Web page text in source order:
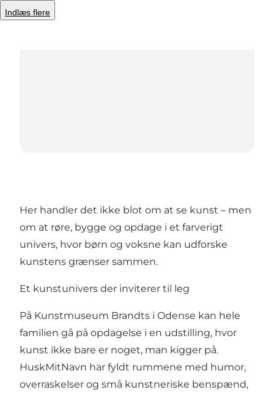
Indlæs flere
Her handler det ikke blot om at se kunst – men
om at røre, bygge og opdage i et farverigt
univers, hvor børn og voksne kan udforske
kunstens grænser sammen.
Et kunstunivers der inviterer til leg
På Kunstmuseum Brandts i Odense kan hele
familien gå på opdagelse i en udstilling, hvor
kunst ikke bare er noget, man kigger på.
HuskMitNavn har fyldt rummene med humor,
overraskelser og små kunstneriske benspænd,